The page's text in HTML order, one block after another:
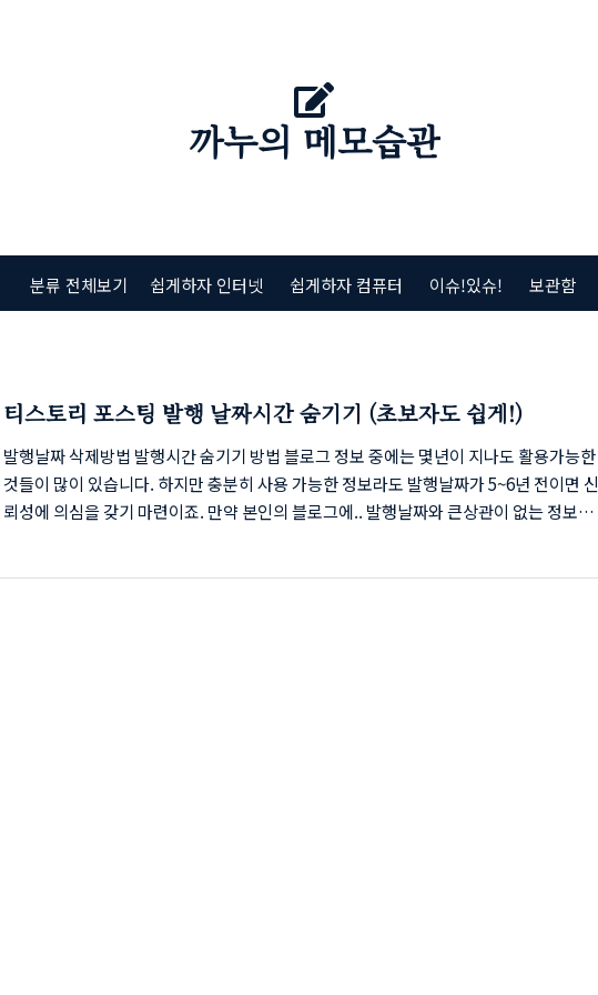
까누의 메모습관
분류 전체보기 쉽게하자 인터넷 쉽게하자 컴퓨터 이슈!있슈! 보관함
티스토리 포스팅 발행 날짜시간 숨기기 (초보자도 쉽게!)
발행날짜 삭제방법 발행시간 숨기기 방법 블로그 정보 중에는 몇년이 지나도 활용가능한
것들이 많이 있습니다. 하지만 충분히 사용 가능한 정보라도 발행날짜가 5~6년 전이면 신
뢰성에 의심을 갖기 마련이죠. 만약 본인의 블로그에.. 발행날짜와 큰상관이 없는 정보포